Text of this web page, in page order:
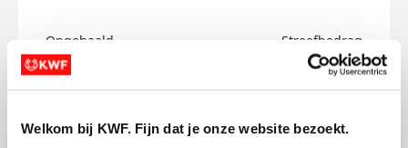
Welkom bij KWF. Fijn dat je onze website bezoekt.
Opgehaald
€0
Streefbedrag
€150